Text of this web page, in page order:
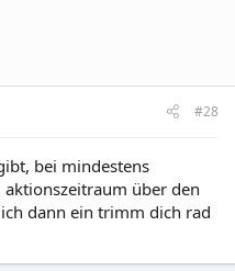
#28
bei mindestens
über den
dann ein trimm dich rad